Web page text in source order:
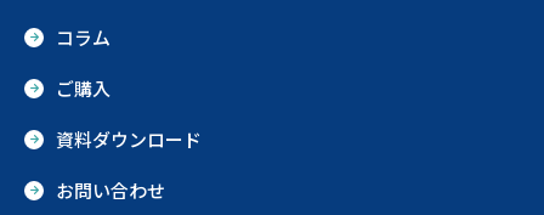
コラム
ご購入
資料ダウンロード
お問い合わせ